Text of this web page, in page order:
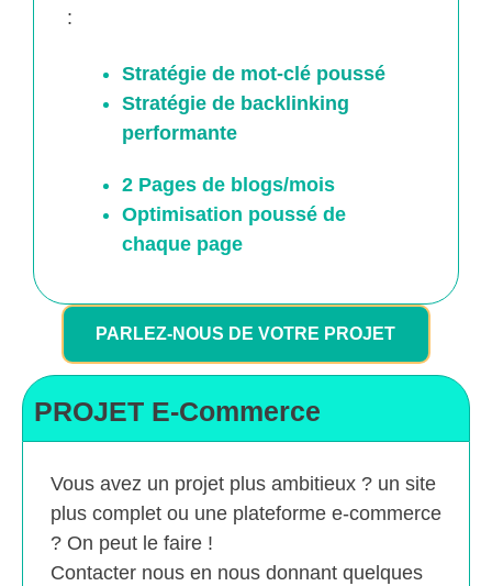
:
Stratégie de mot-clé poussé
Stratégie de backlinking
performante
2 Pages de blogs/mois
Optimisation poussé de
chaque page
PARLEZ-NOUS DE VOTRE PROJET
PROJET E-Commerce
Vous avez un projet plus ambitieux ? un site
plus complet ou une plateforme e-commerce
? On peut le faire !
Contacter nous en nous donnant quelques